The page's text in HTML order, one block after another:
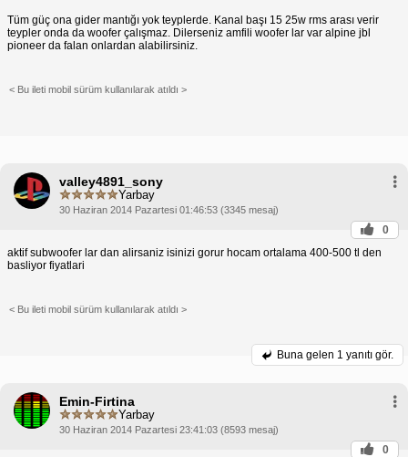
Tüm güç ona gider mantığı yok teyplerde. Kanal başı 15 25w rms arası verir
teypler onda da woofer çalışmaz. Dilerseniz amfili woofer lar var alpine jbl
pioneer da falan onlardan alabilirsiniz.
< Bu ileti mobil sürüm kullanılarak atıldı >
valley4891_sony
Yarbay
30 Haziran 2014 Pazartesi 01:46:53 (3345 mesaj)
0
aktif subwoofer lar dan alirsaniz isinizi gorur hocam ortalama 400-500 tl den
basliyor fiyatlari
< Bu ileti mobil sürüm kullanılarak atıldı >
Buna gelen 1 yanıtı gör.
Emin-Firtina
Yarbay
30 Haziran 2014 Pazartesi 23:41:03 (8593 mesaj)
0